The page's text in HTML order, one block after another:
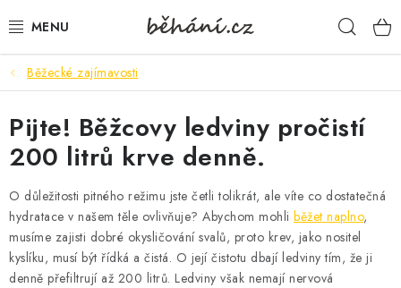
na
BOTY PÁNSKÉ
BOTY DÁMSKÉ
PÁNSKÉ OBLEČENÍ
DÁMSKÉ OBLEČENÍ
DOPLŇKY
Běžecké zajímavosti
Pijte! Běžcovy ledviny pročistí
200 litrů krve denně.
O důležitosti pitného režimu jste četli tolikrát, ale víte co dostatečná
hydratace v našem těle ovlivňuje? Abychom mohli běžet naplno,
musíme zajisti dobré okysličování svalů, proto krev, jako nositel
kyslíku, musí být řídká a čistá. O její čistotu dbají ledviny tím, že ji
denně přefiltrují až 200 litrů. Ledviny však nemají nervová